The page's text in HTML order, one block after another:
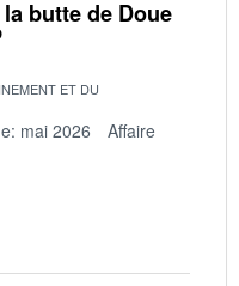
butte de Doue
ET DU
mai 2026
Affaire